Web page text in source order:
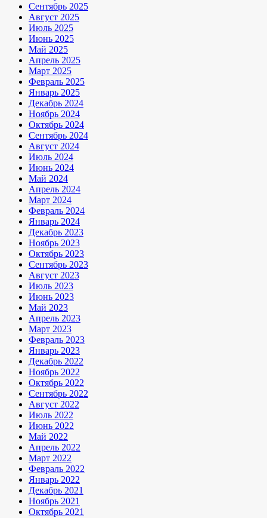
Сентябрь 2025
Август 2025
Июль 2025
Июнь 2025
Май 2025
Апрель 2025
Март 2025
Февраль 2025
Январь 2025
Декабрь 2024
Ноябрь 2024
Октябрь 2024
Сентябрь 2024
Август 2024
Июль 2024
Июнь 2024
Май 2024
Апрель 2024
Март 2024
Февраль 2024
Январь 2024
Декабрь 2023
Ноябрь 2023
Октябрь 2023
Сентябрь 2023
Август 2023
Июль 2023
Июнь 2023
Май 2023
Апрель 2023
Март 2023
Февраль 2023
Январь 2023
Декабрь 2022
Ноябрь 2022
Октябрь 2022
Сентябрь 2022
Август 2022
Июль 2022
Июнь 2022
Май 2022
Апрель 2022
Март 2022
Февраль 2022
Январь 2022
Декабрь 2021
Ноябрь 2021
Октябрь 2021